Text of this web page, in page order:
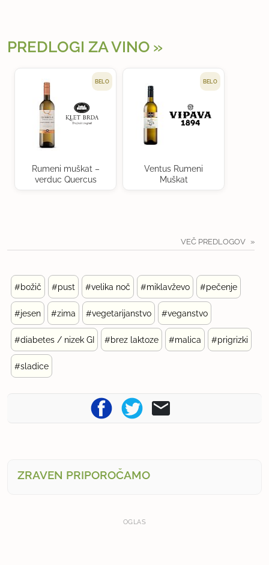
PREDLOGI ZA VINO
BELO
Rumeni muškat –
verduc Quercus
BELO
Ventus Rumeni
Muškat
VEČ PREDLOGOV
#božič #pust #velika noč #miklavževo #pečenje
#jesen #zima #vegetarijanstvo #veganstvo
#diabetes / nizek GI #brez laktoze #malica #prigrizki
#sladice
ZRAVEN PRIPOROČAMO
OGLAS